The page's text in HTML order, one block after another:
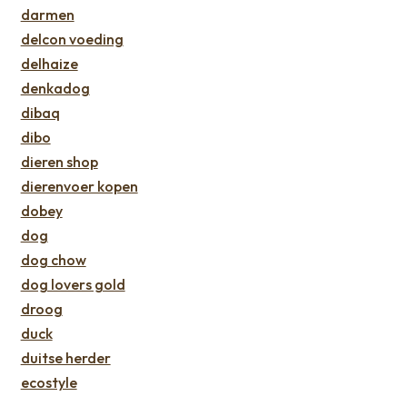
darmen
delcon voeding
delhaize
denkadog
dibaq
dibo
dieren shop
dierenvoer kopen
dobey
dog
dog chow
dog lovers gold
droog
duck
duitse herder
ecostyle